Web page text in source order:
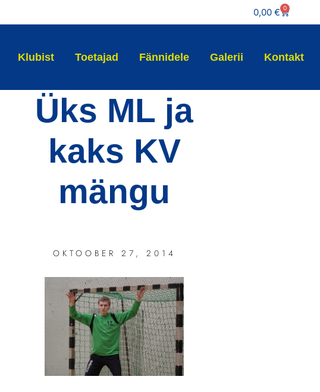
0,00€ 0
Klubist Toetajad Fännidele Galerii Kontakt
Üks ML ja
kaks KV
mängu
OKTOOBER 27, 2014